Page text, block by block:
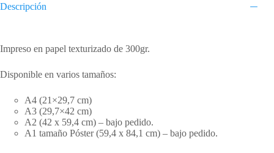
Descripción
Impreso en papel texturizado de 300gr.
Disponible en varios tamaños:
A4 (21×29,7 cm)
A3 (29,7×42 cm)
A2 (42 x 59,4 cm) – bajo pedido.
A1 tamaño Póster (59,4 x 84,1 cm) – bajo pedido.